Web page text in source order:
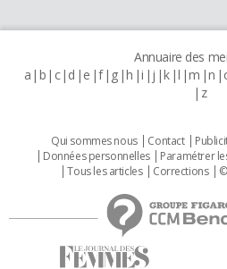
Annuaire des
a b c d e f g h i j k l m n
z
Qui sommes nous Contact
Données personnelles
Paramétrer
Tous les articles
Corrections